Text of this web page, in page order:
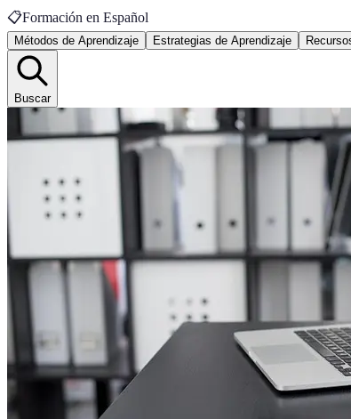
📋Formación en Español
Métodos de Aprendizaje Estrategias de Aprendizaje
Buscar